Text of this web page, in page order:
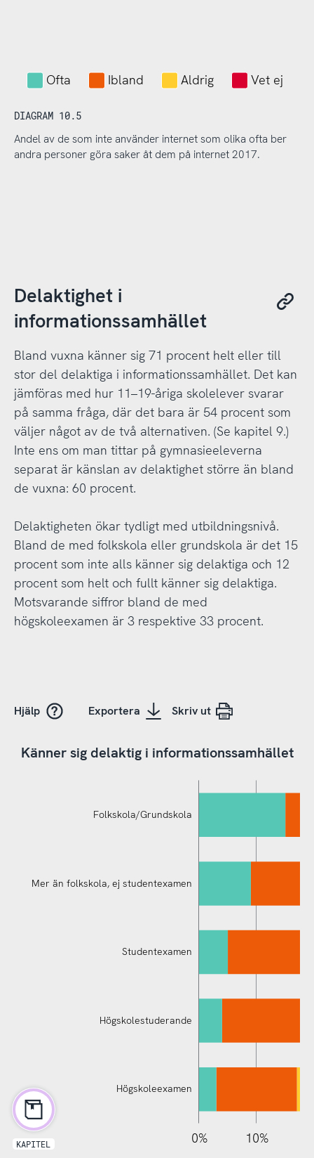
Ofta Ibland Aldrig Vet ej
DIAGRAM 10.5
Andel av de som inte använder internet som olika ofta ber
andra personer göra saker åt dem på internet 2017.
Delaktighet i
informationssamhället
Bland vuxna känner sig 71 procent helt eller till
stor del delaktiga i informationssamhället. Det kan
jämföras med hur 11–19-åriga skolelever svarar
på samma fråga, där det bara är 54 procent som
väljer något av de två alternativen. (Se kapitel 9.)
Inte ens om man tittar på gymnasieeleverna
separat är känslan av delaktighet större än bland
de vuxna: 60 procent.
Delaktigheten ökar tydligt med utbildningsnivå.
Bland de med folkskola eller grundskola är det 15
procent som inte alls känner sig delaktiga och 12
procent som helt och fullt känner sig delaktiga.
Motsvarande siffror bland de med
högskoleexamen är 3 respektive 33 procent.
Hjälp Exportera Skriv ut
Känner sig delaktig i informationssamhället
Mer än folkskola, ej studentexamen
Folkskola/Grundskola
Mer än folkskola, ej studentexamen
Studentexamen
Högskolestuderande
Högskoleexamen
110% 10%
0%
-10%
-20%
KAPITEL